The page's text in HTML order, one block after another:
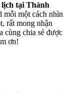
lịch tại Thành
một cách nhìn
rất mong nhận
cùng chia sẻ được
ơn!